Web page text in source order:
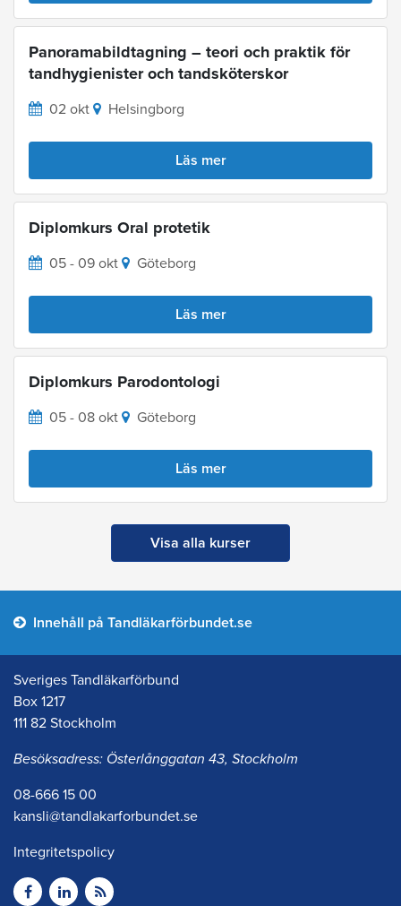
Panoramabildtagning – teori och praktik för
tandhygienister och tandsköterskor
02 okt Helsingborg
Läs mer
Diplomkurs Oral protetik
05 - 09 okt Göteborg
Läs mer
Diplomkurs Parodontologi
05 - 08 okt Göteborg
Läs mer
Visa alla kurser
Innehåll på Tandläkarförbundet.se
Sveriges Tandläkarförbund
Box 1217
111 82 Stockholm
Besöksadress: Österlånggatan 43, Stockholm
08-666 15 00
kansli@tandlakarforbundet.se
Integritetspolicy